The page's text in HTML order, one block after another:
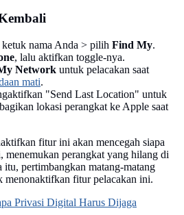
nama Anda > pilih Find My.
, lalu aktifkan toggle-nya.
Network untuk pelacakan saat
mati.
"Send Last Location" untuk
lokasi perangkat ke Apple saat
fitur ini akan mencegah siapa
menemukan perangkat yang hilang di
pertimbangkan matang-matang
menonaktifkan fitur pelacakan ini.
Privasi Digital Harus Dijaga